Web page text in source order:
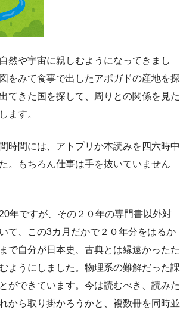
然や宇宙に親しむようになってきまし
をみて食事で出したアボガドの産地を探
てきた国を探して、周りとの関係を見た
ます。
時間には、アトプリか本読みを四六時中
。もちろん仕事は手を抜いていません
年ですが、その２０年の専門書以外対
て、この3カ月だかで２０年分をはるか
で自分が日本史、古典とは縁遠かったた
ようにしました。物理系の難解だった課
ができています。今は読むべき、読みた
から取り掛かろうかと、複数冊を同時並